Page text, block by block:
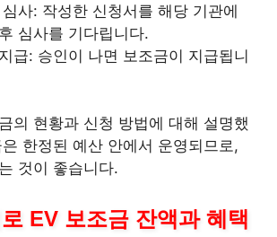
사: 작성한 신청서를 해당 기관에
심사를 기다립니다.
급: 승인이 나면 보조금이 지급됩니
의 현황과 신청 방법에 대해 설명했
한정된 예산 안에서 운영되므로,
것이 좋습니다.
EV 보조금 잔액과 혜택